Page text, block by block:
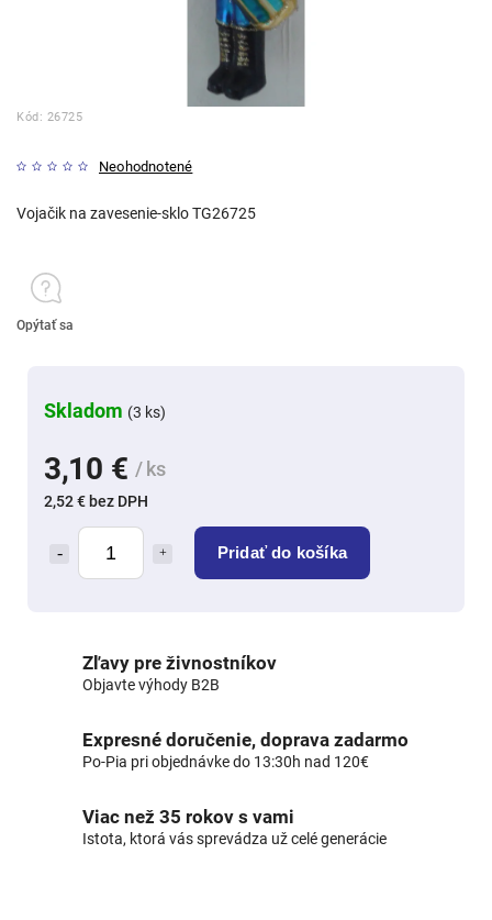
Kód: 26725
Neohodnotené
3,10 € / ks
2,52 € bez DPH
Pridať do košíka
Skladom (3 ks)
Vojačik na zavesenie-sklo TG26725
Opýtať sa
Zľavy pre živnostníkov
Objavte výhody B2B
Expresné doručenie, doprava zadarmo
Po-Pia pri objednávke do 13:30h nad 120€
Viac než 35 rokov s vami
Istota, ktorá vás sprevádza už celé generácie